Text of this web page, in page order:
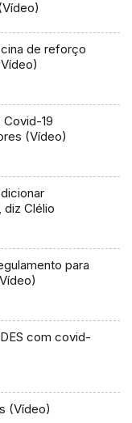
de reforço
a Covid-19 (Vídeo)
Covid-19
(Vídeo)
diz Clélio
para
com covid-
(Vídeo)